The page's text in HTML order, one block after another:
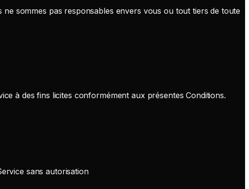
sommes pas responsables envers vous ou tout tiers de toute
à des fins licites conformément aux présentes Conditions.
sans autorisation